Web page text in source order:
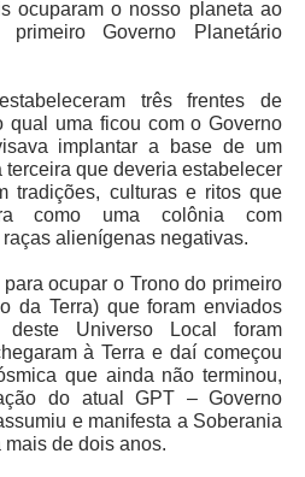
ocuparam o nosso planeta ao
Governo Planetário
três frentes de
qual uma ficou com o Governo
implantar a base de um
terceira que deveria estabelecer
tradições, culturas e ritos que
como uma colônia com
alienígenas negativas.
ocupar o Trono do primeiro
da Terra) que foram enviados
deste Universo Local foram
à Terra e daí começou
que ainda não terminou,
do atual GPT – Governo
e manifesta a Soberania
de dois anos.